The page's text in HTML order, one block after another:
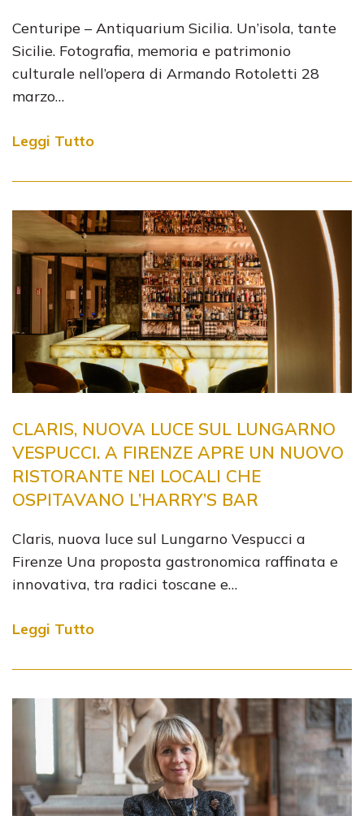
Centuripe – Antiquarium Sicilia. Un’isola, tante
Sicilie. Fotografia, memoria e patrimonio
culturale nell’opera di Armando Rotoletti 28
marzo…
Leggi Tutto
CLARIS, NUOVA LUCE SUL LUNGARNO
VESPUCCI. A FIRENZE APRE UN NUOVO
RISTORANTE NEI LOCALI CHE
OSPITAVANO L’HARRY’S BAR
Claris, nuova luce sul Lungarno Vespucci a
Firenze Una proposta gastronomica raffinata e
innovativa, tra radici toscane e…
Leggi Tutto